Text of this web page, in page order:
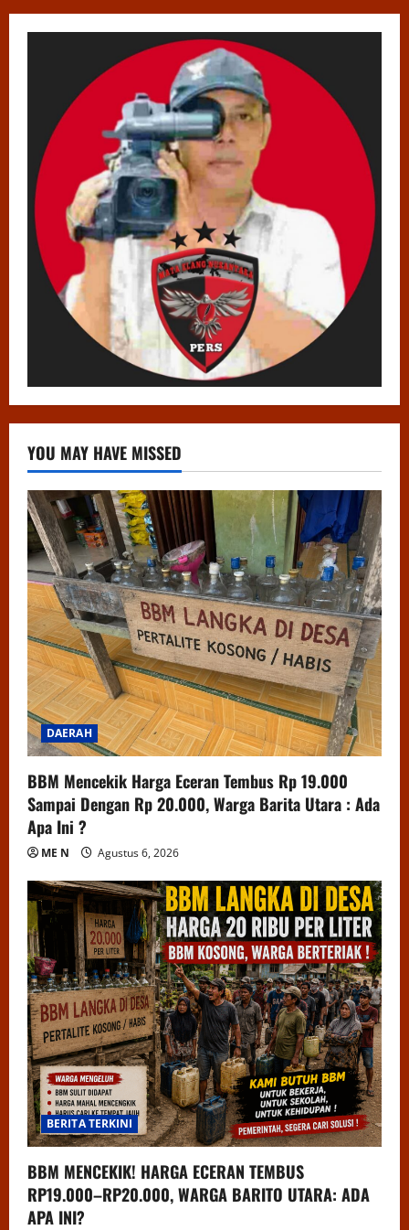
YOU MAY HAVE MISSED
DAERAH
BBM Mencekik Harga Eceran Tembus Rp 19.000
Sampai Dengan Rp 20.000, Warga Barita Utara : Ada
Apa Ini ?
ME N Agustus 6, 2026
BERITA TERKINI
BBM MENCEKIK! HARGA ECERAN TEMBUS
RP19.000–RP20.000, WARGA BARITO UTARA: ADA
APA INI?